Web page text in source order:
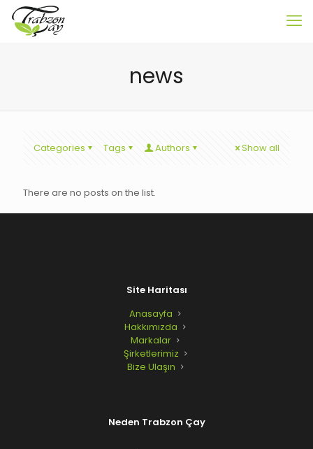
news
Categories Tags Authors Show all
There are no posts on the list.
Site Haritası
Anasayfa
Hakkımızda
Markalar
Şirketlerimiz
Bize Ulaşın
Neden Trabzon Çay